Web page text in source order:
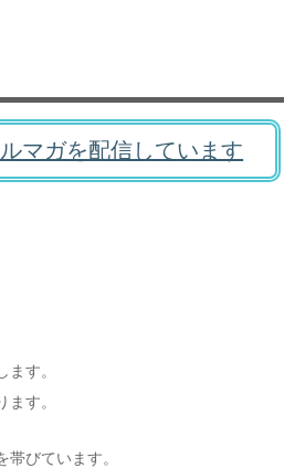
マガを配信しています
す。
す。
びています。